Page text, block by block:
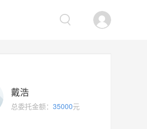
戴浩
总委托金额： 35000元